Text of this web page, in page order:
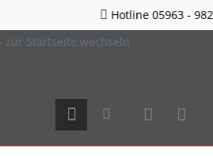
Hotline 05963 - 982823